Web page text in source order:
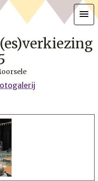
menu